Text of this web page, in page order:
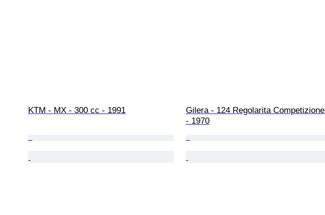
KTM - MX - 300 cc - 1991
Gilera - 124 Regolarita Competizione
- 1970